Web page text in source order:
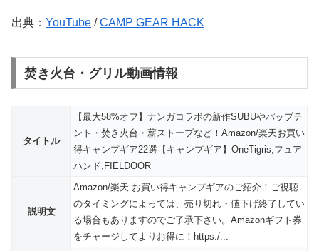
出典： YouTube /CAMP GEAR HACK
焚き火台・グリル動画情報
タイトル
【最大58%オフ】ナンガコラボの新作SUBUやパップテ
ント・焚き火台・薪ストーブなど！Amazon/楽天お買い
得キャンプギア22選【キャンプギア】OneTigris,フュア
ハンド,FIELDOOR
説明文
Amazon/楽天 お買い得キャンプギアのご紹介！ご視聴
のタイミングによっては、売り切れ・値下げ終了してい
る場合もありますのでご了承下さい。Amazonギフト券
をチャージしてよりお得に！https:/...